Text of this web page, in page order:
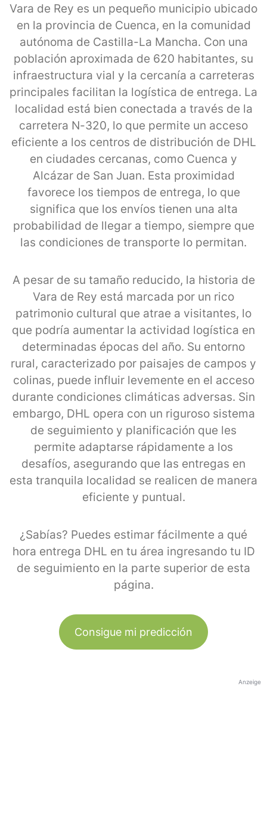
Vara de Rey es un pequeño municipio ubicado
en la provincia de Cuenca, en la comunidad
autónoma de Castilla-La Mancha. Con una
población aproximada de 620 habitantes, su
infraestructura vial y la cercanía a carreteras
principales facilitan la logística de entrega. La
localidad está bien conectada a través de la
carretera N-320, lo que permite un acceso
eficiente a los centros de distribución de DHL
en ciudades cercanas, como Cuenca y
Alcázar de San Juan. Esta proximidad
favorece los tiempos de entrega, lo que
significa que los envíos tienen una alta
probabilidad de llegar a tiempo, siempre que
las condiciones de transporte lo permitan.
A pesar de su tamaño reducido, la historia de
Vara de Rey está marcada por un rico
patrimonio cultural que atrae a visitantes, lo
que podría aumentar la actividad logística en
determinadas épocas del año. Su entorno
rural, caracterizado por paisajes de campos y
colinas, puede influir levemente en el acceso
durante condiciones climáticas adversas. Sin
embargo, DHL opera con un riguroso sistema
de seguimiento y planificación que les
permite adaptarse rápidamente a los
desafíos, asegurando que las entregas en
esta tranquila localidad se realicen de manera
eficiente y puntual.
¿Sabías? Puedes estimar fácilmente a qué
hora entrega DHL en tu área ingresando tu ID
de seguimiento en la parte superior de esta
página.
Consigue mi predicción
Anzeige